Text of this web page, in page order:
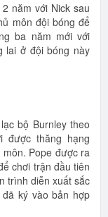
năm với Nick sau
môn đội bóng để
ba năm mới với
lai ở đội bóng này
bộ Burnley theo
được thăng hạng
Pope được ra
chơi trận đầu tiên
trình diễn xuất sắc
ký vào bản hợp